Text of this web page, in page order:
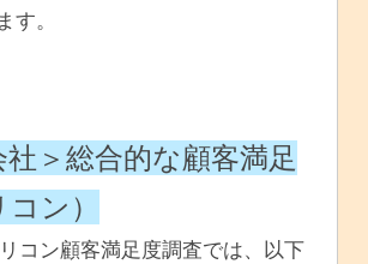
す。
社＞総合的な顧客満足
ン）
コン顧客満足度調査では、以下